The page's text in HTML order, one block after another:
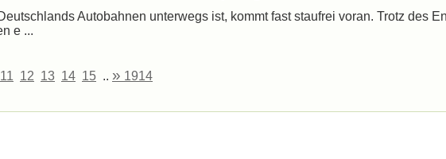
Autobahnen unterwegs ist, kommt fast staufrei voran. Trotz des
e ...
11 12 13 14 15 .. » 1914